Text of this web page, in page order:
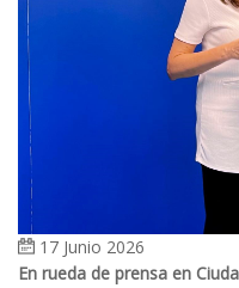
17 Junio 2026
En rueda de prensa en